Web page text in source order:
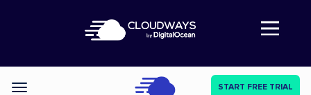
Abre a navegação
Categories START FREE TRIAL